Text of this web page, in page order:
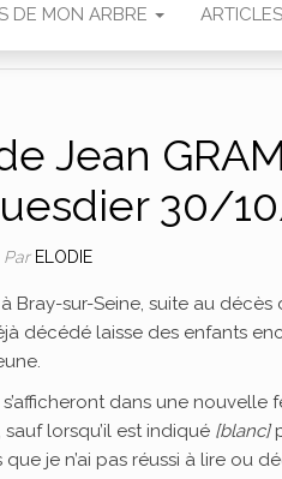
DE MON ARBRE ARTICLES
Jean
30/
Par ELODIE
Bray-sur-Seine, suite au décès
décédé laisse des enfants
dans une nouvelle
lorsqu’il est indiqué [blanc]
je n’ai pas réussi à lire ou